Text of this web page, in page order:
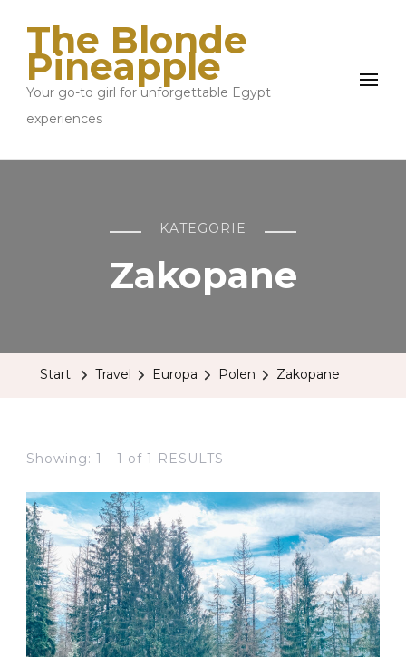
The Blonde
Pineapple
Your go-to girl for unforgettable Egypt
experiences
KATEGORIE
Zakopane
Start Travel Europa Polen Zakopane
Showing: 1 - 1 of 1 RESULTS